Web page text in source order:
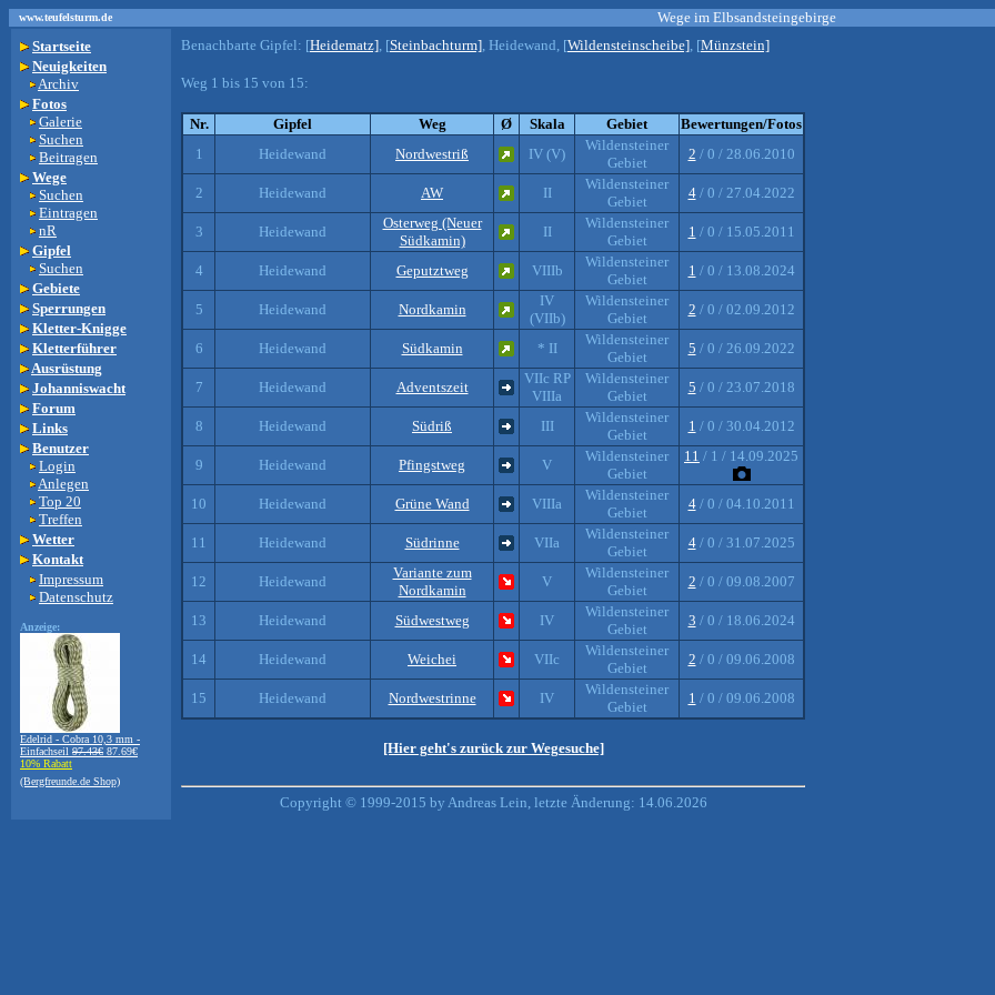
www.teufelsturm.de Wege im Elbsandsteingebirge
Startseite
Neuigkeiten
Archiv
Fotos
Galerie
Suchen
Beitragen
Wege
Suchen
Eintragen
nR
Gipfel
Suchen
Gebiete
Sperrungen
Kletter-Knigge
Kletterführer
Ausrüstung
Johanniswacht
Forum
Links
Benutzer
Login
Anlegen
Top 20
Treffen
Wetter
Kontakt
Impressum
Datenschutz
Anzeige:
Edelrid - Cobra 10,3 mm -
Einfachseil 97.43€ 87.69€
10% Rabatt
(Bergfreunde.de Shop)
Benachbarte Gipfel: [Heidematz], [Steinbachturm], Heidewand, [Wildensteinscheibe], [Münzstein]
Weg 1 bis 15 von 15:
Nr. Gipfel Weg Ø Skala Gebiet
Bewertungen/Fotos
1
Heidewand Nordwestriß IV (V)
Wildensteiner
Gebiet
2 / 0 / 28.06.2010
2 Heidewand AW II
Wildensteiner
Gebiet
4/ 0 / 27.04.2022
3 Heidewand
Osterweg (Neuer
Südkamin)
II
Wildensteiner
Gebiet
1 / 0 / 15.05.2011
4 Heidewand Geputztweg VIIIb
Wildensteiner
Gebiet
1 / 0 / 13.08.2024
5 Heidewand Nordkamin
IV
(VIIb)
Wildensteiner
Gebiet
2 / 0 / 02.09.2012
6 Heidewand Südkamin * II
Wildensteiner
Gebiet
5 / 0 / 26.09.2022
7 Heidewand Adventszeit
VIIc RP
VIIIa
Wildensteiner
Gebiet
5 / 0 / 23.07.2018
8 Heidewand Südriß III
Wildensteiner
Gebiet
1 / 0 / 30.04.2012
9 Heidewand Pfingstweg V
Wildensteiner
Gebiet
11 / 1 / 14.09.2025
10 Heidewand Grüne Wand VIIIa
Wildensteiner
Gebiet
4/ 0 / 04.10.2011
11 Heidewand Südrinne VIIa
Wildensteiner
Gebiet
4/ 0 / 31.07.2025
12 Heidewand
Variante zum
Nordkamin
V
Wildensteiner
Gebiet
2 / 0 / 09.08.2007
13 Heidewand Südwestweg IV
Wildensteiner
Gebiet
3 / 0 / 18.06.2024
14 Heidewand Weichei VIIc
Wildensteiner
Gebiet
2 / 0 / 09.06.2008
15 Heidewand Nordwestrinne IV
Wildensteiner
Gebiet
1 / 0 / 09.06.2008
[Hier geht's zurück zur Wegesuche]
Copyright © 1999-2015 by Andreas Lein, letzte Änderung: 14.06.2026